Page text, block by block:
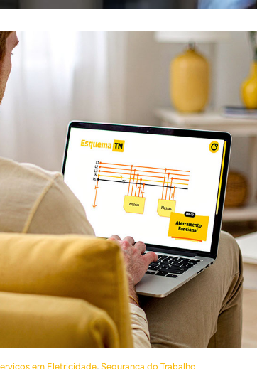
em Eletricidade, Segurança do Trabalho